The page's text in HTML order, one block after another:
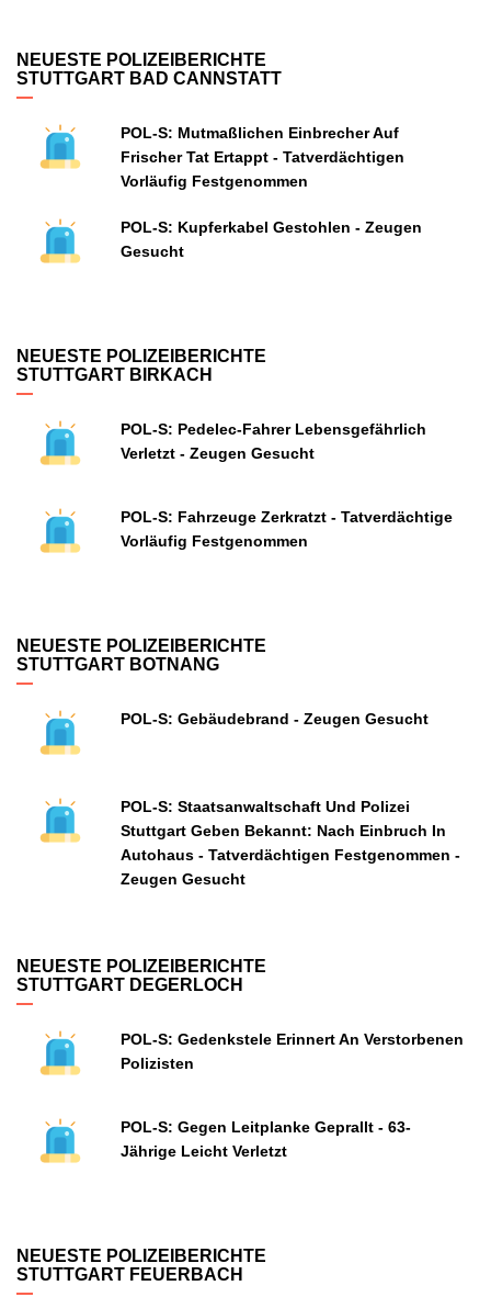
NEUESTE POLIZEIBERICHTE
STUTTGART BAD CANNSTATT
POL-S: Mutmaßlichen Einbrecher Auf
Frischer Tat Ertappt - Tatverdächtigen
Vorläufig Festgenommen
POL-S: Kupferkabel Gestohlen - Zeugen
Gesucht
NEUESTE POLIZEIBERICHTE
STUTTGART BIRKACH
POL-S: Pedelec-Fahrer Lebensgefährlich
Verletzt - Zeugen Gesucht
POL-S: Fahrzeuge Zerkratzt - Tatverdächtige
Vorläufig Festgenommen
NEUESTE POLIZEIBERICHTE
STUTTGART BOTNANG
POL-S: Gebäudebrand - Zeugen Gesucht
POL-S: Staatsanwaltschaft Und Polizei
Stuttgart Geben Bekannt: Nach Einbruch In
Autohaus - Tatverdächtigen Festgenommen -
Zeugen Gesucht
NEUESTE POLIZEIBERICHTE
STUTTGART DEGERLOCH
POL-S: Gedenkstele Erinnert An Verstorbenen
Polizisten
POL-S: Gegen Leitplanke Geprallt - 63-
Jährige Leicht Verletzt
NEUESTE POLIZEIBERICHTE
STUTTGART FEUERBACH